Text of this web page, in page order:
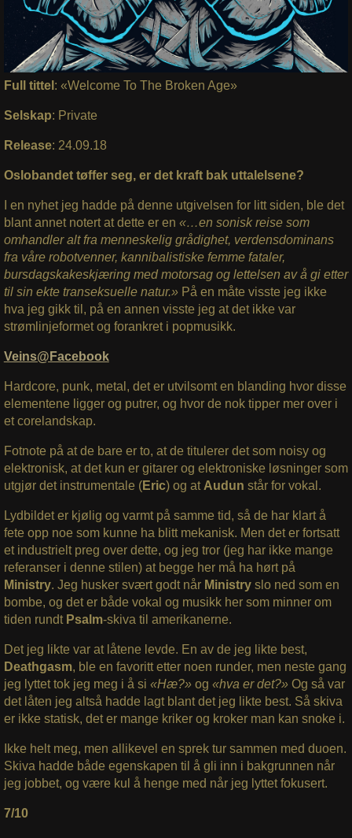
Full tittel : «Welcome To The Broken Age»
Selskap: Private
Release: 24.09.18
Oslobandet tøffer seg, er det kraft bak uttalelsene?
I en nyhet jeg hadde på denne utgivelsen for litt siden, ble det
blant annet notert at dette er en «…en sonisk reise som
omhandler alt fra menneskelig grådighet, verdensdominans
fra våre robotvenner, kannibalistiske femme fataler,
bursdagskakeskjæring med motorsag og lettelsen av å gi etter
til sin ekte transeksuelle natur.»På en måte visste jeg ikke
hva jeg gikk til, på en annen visste jeg at det ikke var
strømlinjeformet og forankret i popmusikk.
Veins@Facebook
Hardcore, punk, metal, det er utvilsomt en blanding hvor disse
elementene ligger og putrer, og hvor de nok tipper mer over i
et corelandskap.
Fotnote på at de bare er to, at de titulerer det som noisy og
elektronisk, at det kun er gitarer og elektroniske løsninger som
utgjør det instrumentale (Eric) og at Audun står for vokal.
Lydbildet er kjølig og varmt på samme tid, så de har klart å
fete opp noe som kunne ha blitt mekanisk. Men det er fortsatt
et industrielt preg over dette, og jeg tror (jeg har ikke mange
referanser i denne stilen) at begge her må ha hørt på
Ministry. Jeg husker svært godt når Ministryslo ned som en
bombe, og det er både vokal og musikk her som minner om
tiden rundt Psalm-skiva til amerikanerne.
Det jeg likte var at låtene levde. En av de jeg likte best,
Deathgasm, ble en favoritt etter noen runder, men neste gang
jeg lyttet tok jeg meg i å si «Hæ?» og «hva er det?»Og så var
det låten jeg altså hadde lagt blant det jeg likte best. Så skiva
er ikke statisk, det er mange kriker og kroker man kan snoke i.
Ikke helt meg, men allikevel en sprek tur sammen med duoen.
Skiva hadde både egenskapen til å gli inn i bakgrunnen når
jeg jobbet, og være kul å henge med når jeg lyttet fokusert.
7/10